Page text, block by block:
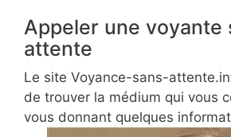
Appeler une voyante
attente
Le site Voyance-sans-
de trouver la médium qui vous
vous donnant quelques